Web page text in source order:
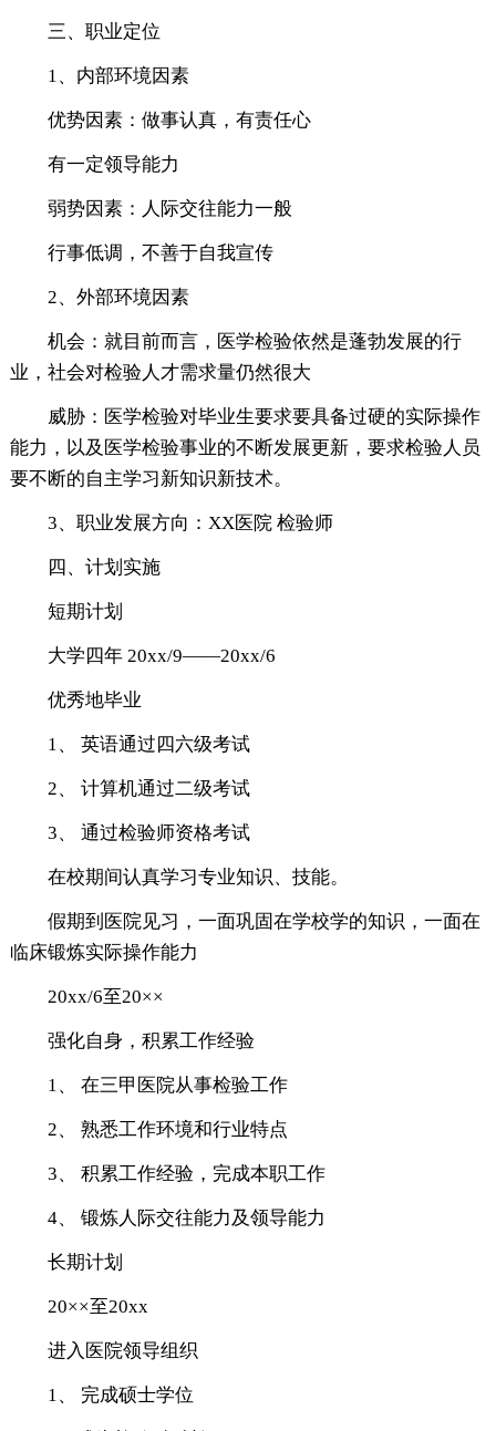
三、职业定位
1、内部环境因素
优势因素：做事认真，有责任心
有一定领导能力
弱势因素：人际交往能力一般
行事低调，不善于自我宣传
2、外部环境因素
机会：就目前而言，医学检验依然是蓬勃发展的行
业，社会对检验人才需求量仍然很大
威胁：医学检验对毕业生要求要具备过硬的实际操作
能力，以及医学检验事业的不断发展更新，要求检验人员
要不断的自主学习新知识新技术。
3、职业发展方向：XX医院 检验师
四、计划实施
短期计划
大学四年 20xx/9——20xx/6
优秀地毕业
1、 英语通过四六级考试
2、 计算机通过二级考试
3、 通过检验师资格考试
在校期间认真学习专业知识、技能。
假期到医院见习，一面巩固在学校学的知识，一面在
临床锻炼实际操作能力
20xx/6至20××
强化自身，积累工作经验
1、 在三甲医院从事检验工作
2、 熟悉工作环境和行业特点
3、 积累工作经验，完成本职工作
4、 锻炼人际交往能力及领导能力
长期计划
20××至20xx
进入医院领导组织
1、 完成硕士学位